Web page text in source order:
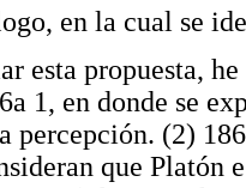
en la cual se
esta propuesta,
1, en donde se
percepción. (2)
que Platón